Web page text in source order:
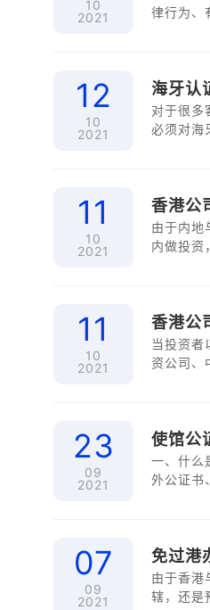
10
2021
律行为、
12
10
2021
海牙认
对于很多
必须对海
11
10
2021
香港公
由于内地
内做投资
11
10
2021
香港公
当投资者
资公司、
23
09
2021
使馆公
一、什么
外公证书
07
09
2021
免过港
由于香港
辖，还是